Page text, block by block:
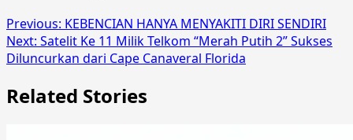
Previous: KEBENCIAN HANYA MENYAKITI DIRI SENDIRI
Next: Satelit Ke 11 Milik Telkom “Merah Putih 2” Sukses
Diluncurkan dari Cape Canaveral Florida
Related Stories